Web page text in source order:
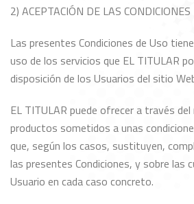
2) ACEPTACIÓN DE LAS
Las presentes Condiciones de Uso
uso de los servicios que EL TITULAR
disposición de los Usuarios del sitio
EL TITULAR puede ofrecer a través
productos sometidos a unas
que, según los casos, sustituyen,
las presentes Condiciones, y sobre las
Usuario en cada caso concreto.